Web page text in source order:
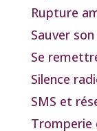
Rupture
Sauver
Se
Silence
SMS et
Tromperie